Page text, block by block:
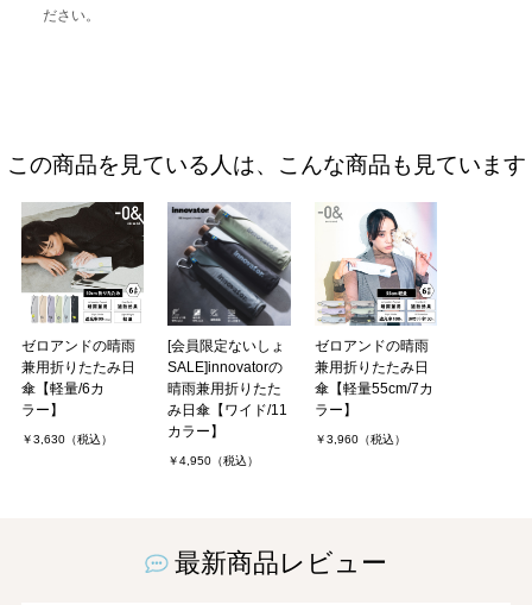
ださい。
この商品を見ている人は、こんな商品も見ています
ゼロアンドの晴雨
兼用折りたたみ日
傘【軽量/6カ
ラー】
￥3,630（税込）
[会員限定ないしょ
SALE]innovatorの
晴雨兼用折りたた
み日傘【ワイド/11
カラー】
￥4,950（税込）
ゼロアンドの晴雨
兼用折りたたみ日
傘【軽量55cm/7カ
ラー】
￥3,960（税込）
最新商品レビュー